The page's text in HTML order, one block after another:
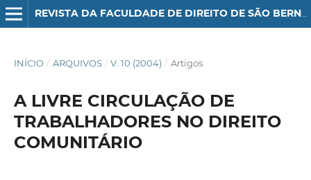
REVISTA DA FACULDADE DE DIREITO DE SÃO BERNARDO DO CAMPO
INÍCIO / ARQUIVOS / V. 10 (2004) / Artigos
A LIVRE CIRCULAÇÃO DE
TRABALHADORES NO DIREITO
COMUNITÁRIO